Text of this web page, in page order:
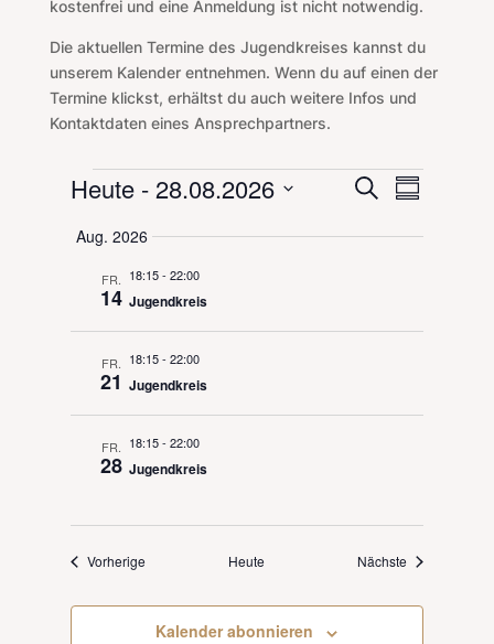
kostenfrei und eine Anmeldung ist nicht notwendig.
Die aktuellen Termine des Jugendkreises kannst du
unserem Kalender entnehmen. Wenn du auf einen der
Termine klickst, erhältst du auch weitere Infos und
Kontaktdaten eines Ansprechpartners.
Veranstaltungen
und
Suche
Heute - 28.08.2026
auswählen.
Aug. 2026
FR.
14
18:15-22:00
Jugendkreis
FR.
21
18:15-22:00
Jugendkreis
FR.
28
18:15-22:00
Jugendkreis
Vorherige VeranstaltungenHeute Nächste
Kalender abonnieren